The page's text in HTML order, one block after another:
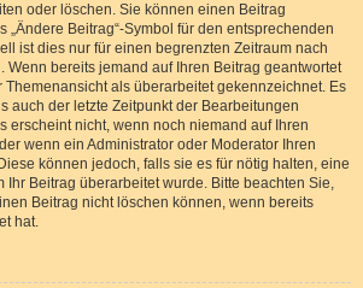
oder löschen. Sie können einen Beitrag
„Ändere Beitrag“-Symbol für den entsprechenden
ist dies nur für einen begrenzten Zeitraum nach
Wenn bereits jemand auf Ihren Beitrag geantwortet
Themenansicht als überarbeitet gekennzeichnet. Es
auch der letzte Zeitpunkt der Bearbeitungen
erscheint nicht, wenn noch niemand auf Ihren
wenn ein Administrator oder Moderator Ihren
können jedoch, falls sie es für nötig halten, eine
Ihr Beitrag überarbeitet wurde. Bitte beachten Sie,
Beitrag nicht löschen können, wenn bereits
hat.